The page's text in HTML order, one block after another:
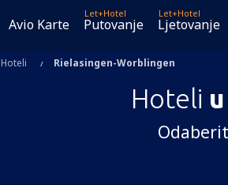
Avio Karte
Let+Hotel
Putovanje
Let+Hotel
Ljetovanje
Hoteli Rielasingen-Worblingen
Hoteli